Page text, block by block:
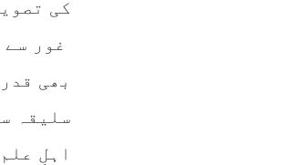
کی
غور
بھی
سلیقہ
اہلِ